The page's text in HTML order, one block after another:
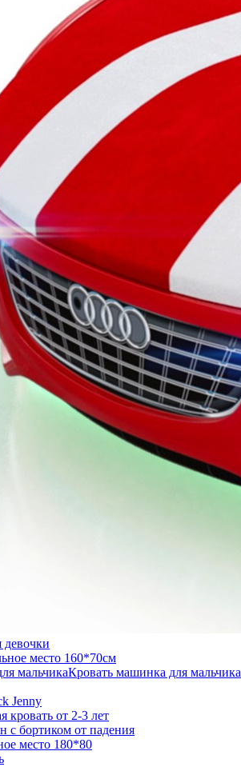
девочки
место 160*70см
Кровать машинка для мальчика
Jenny
кровать от 2-3 лет
с бортиком от падения
место 180*80